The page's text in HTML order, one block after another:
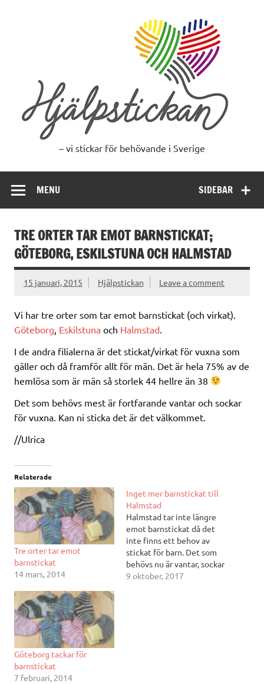
– vi stickar för behövande i Sverige
SIDEBAR
MENU
TRE ORTER TAR EMOT BARNSTICKAT;
GÖTEBORG, ESKILSTUNA OCH HALMSTAD
15 januari, 2015 Hjälpstickan Leave a comment
Vi har tre orter som tar emot barnstickat (och virkat).
Göteborg Eskilstuna och Halmstad
I de andra filialerna är det stickat/virkat för vuxna som
gäller och då framför allt för män. Det är hela 75% av de
hemlösa som är män så storlek 44 hellre än 38
Det som behövs mest är fortfarande vantar och sockar
för vuxna. Kan ni sticka det är det välkommet.
//Ulrica
Relaterade
Tre orter tar emot
barnstickat
14 mars, 2014
Inget mer barnstickat till
Halmstad
Halmstad tar inte längre
emot barnstickat då det
inte finns ett behov av
stickat för barn. Det som
behövs nu är vantar, sockar
och mössor för vuxna, män
9 oktober, 2017
Göteborg tackar för
barnstickat
7 februari, 2014